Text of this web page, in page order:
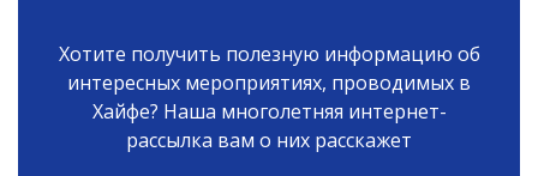
Хотите получить полезную информацию об
интересных мероприятиях, проводимых в
Хайфе? Наша многолетняя интернет-
рассылка вам о них расскажет